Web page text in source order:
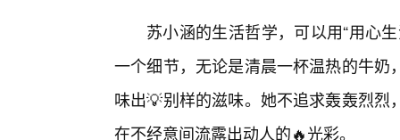
苏小涵的生活哲学，可以用“用心
一个细节，无论是清晨一杯温热的牛
味出💡别样的滋味。她不追求轰轰烈
在不经意间流露出动人的🔥光彩。